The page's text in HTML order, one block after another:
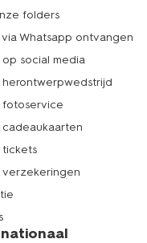
folders
Whatsapp ontvangen
op social media
herontwerpwedstrijd
fotoservice
cadeaukaarten
tickets
verzekeringen